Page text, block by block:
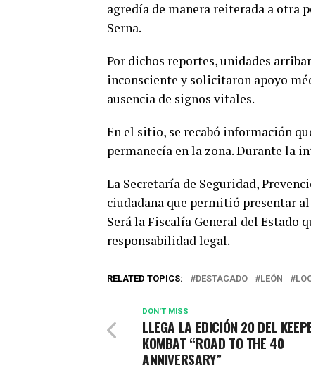
agredía de manera reiterada a otra
Serna.
Por dichos reportes, unidades
inconsciente y solicitaron apoyo
ausencia de signos vitales.
En el sitio, se recabó información
permanecía en la zona. Durante la
La Secretaría de Seguridad,
ciudadana que permitió presentar
Será la Fiscalía General del Estado
responsabilidad legal.
RELATED TOPICS: DESTACADO LEÓN
DON'T MISS
LLEGA LA EDICIÓN 20 DEL
KOMBAT “ROAD TO THE 40
ANNIVERSARY”